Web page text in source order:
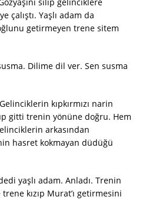
çalıştı. Yaşlı adam da
getirmeyen trene sitem
Dilime dil ver. Sen susma
kıpkırmızı narin
gitti trenin yönüne doğru. Hem
arkasından
hasret kokmayan düdüğü
yaşlı adam. Anladı. Trenin
kızıp Murat’ı getirmesini